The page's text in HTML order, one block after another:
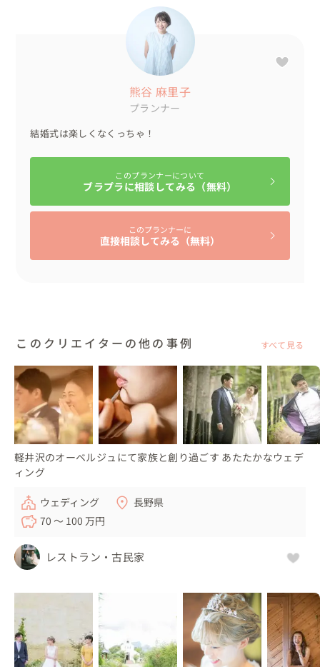
熊谷 麻里子
プランナー
結婚式は楽しくなくっちゃ！
このプランナーについて
ブラプラに相談してみる（無料）
このプランナーに
直接相談してみる（無料）
このクリエイターの他の事例 すべて見る
軽井沢のオーベルジュにて家族と創り過ごす あたたかなウェデ
ィング
ウェディング
長野県
70 〜 100 万円
レストラン・古民家